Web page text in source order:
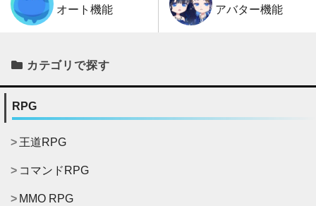
オート機能 アバター機能
カテゴリで探す
RPG
王道RPG
コマンドRPG
MMO RPG